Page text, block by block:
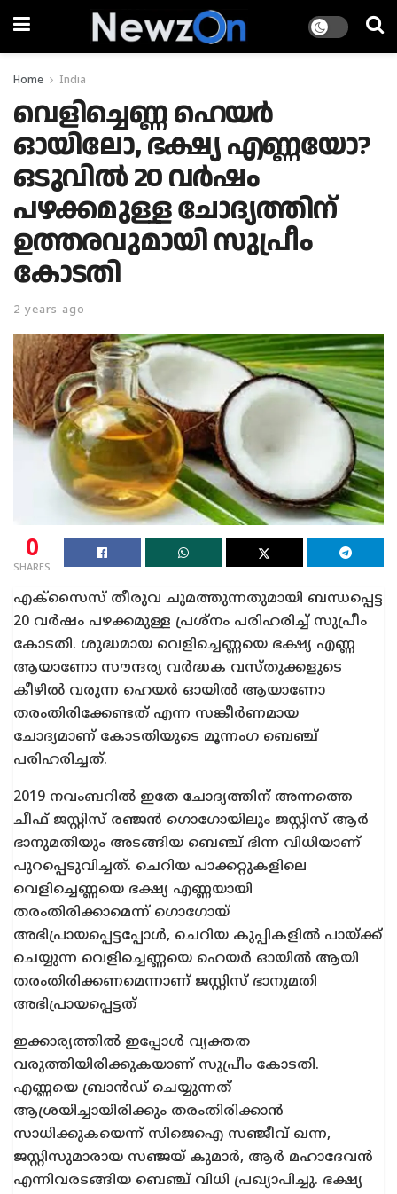
Home India
വെളിച്ചെണ്ണ ഹെയര്‍
ഓയിലോ, ഭക്ഷ്യ എണ്ണയോ?
ഒടുവില്‍ 20 വര്‍ഷം
പഴക്കമുള്ള ചോദ്യത്തിന്
ഉത്തരവുമായി സുപ്രീം
കോടതി
2 years ago
0
SHARES
എക്‌സൈസ് തീരുവ ചുമത്തുന്നതുമായി ബന്ധപ്പെട്ട
20 വർഷം പഴക്കമുള്ള പ്രശ്‌നം പരിഹരിച്ച് സുപ്രീം
കോടതി. ശുദ്ധമായ വെളിച്ചെണ്ണയെ ഭക്ഷ്യ എണ്ണ
ആയാണോ സൗന്ദര്യ വർദ്ധക വസ്‌തുക്കളുടെ
കീഴിൽ വരുന്ന ഹെയർ ഓയില്‍ ആയാണോ
തരംതിരിക്കേണ്ടത് എന്ന സങ്കീര്‍ണമായ
ചോദ്യമാണ് കോടതിയുടെ മൂന്നംഗ ബെഞ്ച്
പരിഹരിച്ചത്.
2019 നവംബറില്‍ ഇതേ ചോദ്യത്തിന് അന്നത്തെ
ചീഫ് ജസ്റ്റിസ് രഞ്ജന്‍ ഗൊഗോയിലും ജസ്റ്റിസ് ആർ
ഭാനുമതിയും അടങ്ങിയ ബെഞ്ച് ഭിന്ന വിധിയാണ്
പുറപ്പെടുവിച്ചത്. ചെറിയ പാക്കറ്റുകളിലെ
വെളിച്ചെണ്ണയെ ഭക്ഷ്യ എണ്ണയായി
തരംതിരിക്കാമെന്ന് ഗൊഗോയ്‌
അഭിപ്രായപ്പെട്ടപ്പോൾ, ചെറിയ കുപ്പികളില്‍ പായ്ക്ക്
ചെയ്യുന്ന വെളിച്ചെണ്ണയെ ഹെയർ ഓയിൽ ആയി
തരംതിരിക്കണമെന്നാണ് ജസ്റ്റിസ് ഭാനുമതി
അഭിപ്രായപ്പെട്ടത്
ഇക്കാര്യത്തില്‍ ഇപ്പോള്‍ വ്യക്തത
വരുത്തിയിരിക്കുകയാണ് സുപ്രീം കോടതി.
എണ്ണയെ ബ്രാൻഡ് ചെയ്യുന്നത്
ആശ്രയിച്ചായിരിക്കും തരംതിരിക്കാൻ
സാധിക്കുകയെന്ന് സിജെഐ സഞ്ജീവ് ഖന്ന,
ജസ്റ്റിസുമാരായ സഞ്ജയ് കുമാർ, ആർ മഹാദേവൻ
എന്നിവരടങ്ങിയ ബെഞ്ച് വിധി പ്രഖ്യാപിച്ചു. ഭക്ഷ്യ